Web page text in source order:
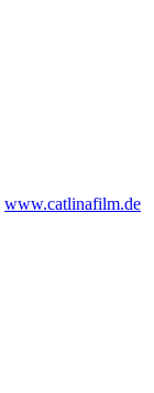
www.catlinafilm.de